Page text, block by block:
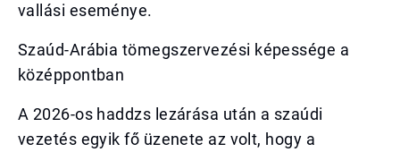
vallási eseménye.
Szaúd-Arábia tömegszervezési képessége a
középpontban
A 2026-os haddzs lezárása után a szaúdi
vezetés egyik fő üzenete az volt, hogy a